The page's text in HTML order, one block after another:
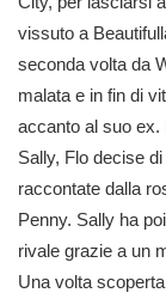
vissuto a
seconda volta da
malata e in fin di
accanto al suo ex.
Sally, Flo decise
raccontate dalla
Penny. Sally ha
rivale grazie a un
Una volta